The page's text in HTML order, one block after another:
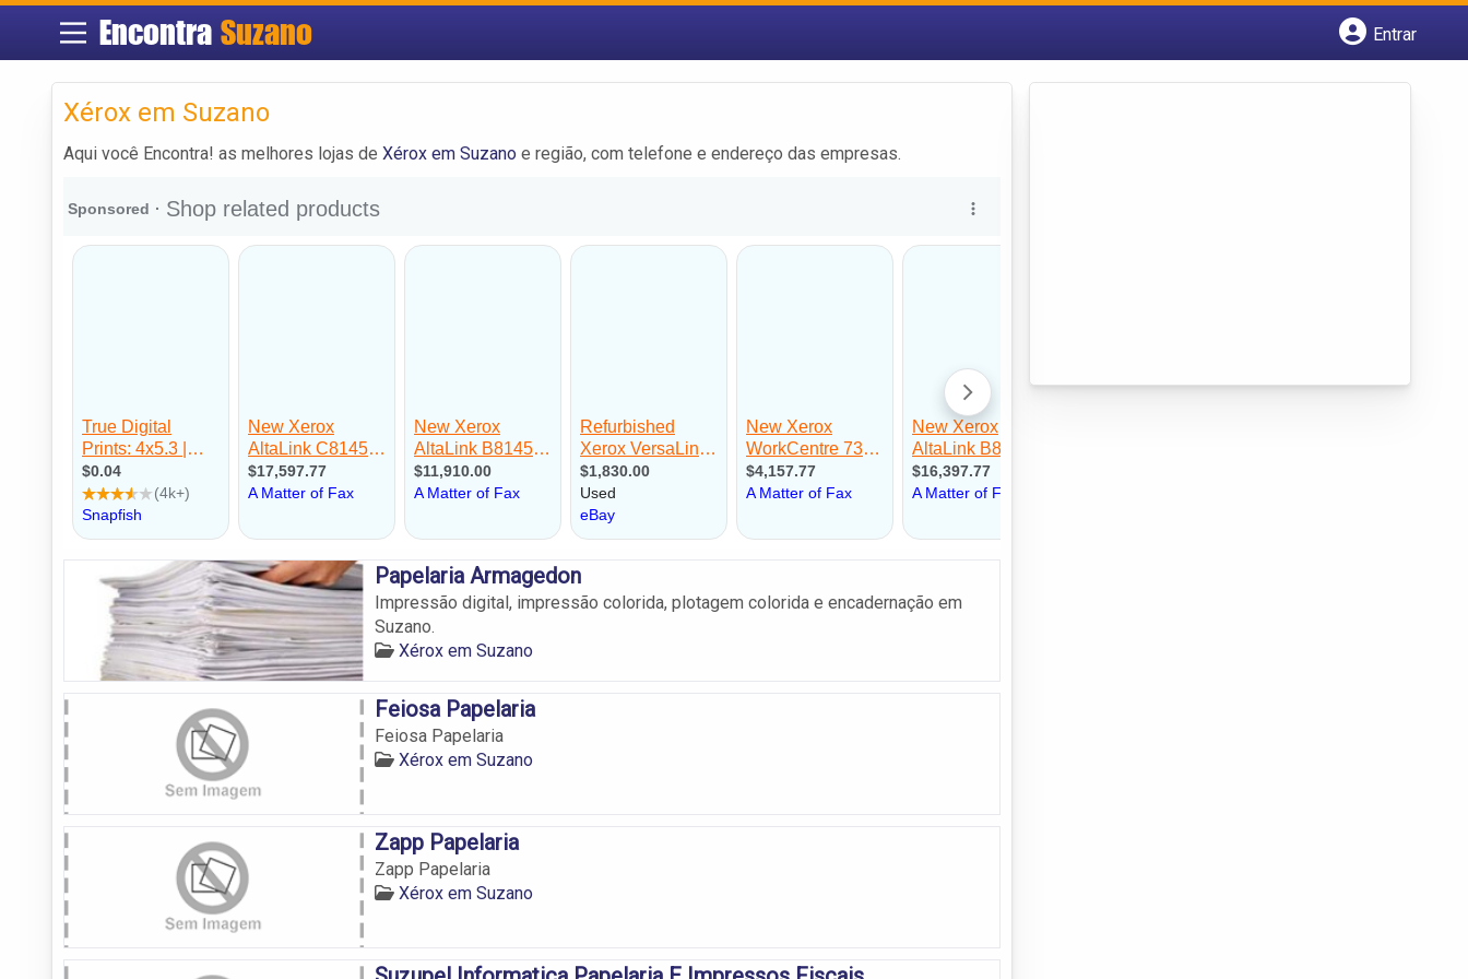
Encontra Suzano
Entrar
Xérox em Suzano
Aqui você Encontra! as melhores lojas de Xérox em Suzano e região, com telefone e endereço das empresas.
Papelaria Armagedon
Impressão digital, impressão colorida, plotagem colorida e encadernação em
Suzano.
Xérox em Suzano
Feiosa Papelaria
Feiosa Papelaria
Xérox em Suzano
Zapp Papelaria
Zapp Papelaria
Xérox em Suzano